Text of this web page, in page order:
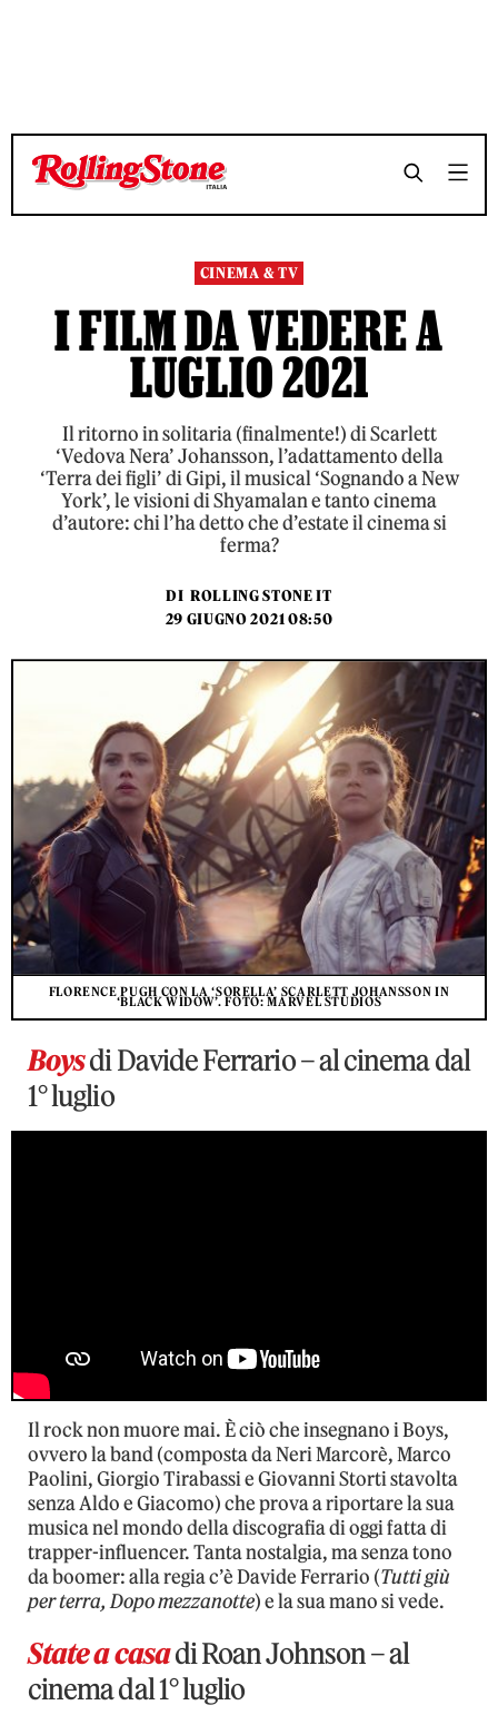
TEMPO DI LETTURA 12 MINUTI SHARE
TEMPO DI LETTURA 12 MINUTI SHARE
CINEMA & TV
I FILM DA VEDERE A
LUGLIO 2021
Il ritorno in solitaria (finalmente!) di Scarlett
‘Vedova Nera’ Johansson, l’adattamento della
‘Terra dei figli’ di Gipi, il musical ‘Sognando a New
York’, le visioni di Shyamalan e tanto cinema
d’autore: chi l’ha detto che d’estate il cinema si
ferma?
DI ROLLING STONE IT
29 GIUGNO 2021 08:50
FLORENCE PUGH CON LA ‘SORELLA’ SCARLETT JOHANSSON IN
‘BLACK WIDOW’. FOTO: MARVEL STUDIOS
Boysdi Davide Ferrario – al cinema dal
1° luglio
Il rock non muore mai. È ciò che insegnano i Boys,
ovvero la band (composta da Neri Marcorè, Marco
Paolini, Giorgio Tirabassi e Giovanni Storti stavolta
senza Aldo e Giacomo) che prova a riportare la sua
musica nel mondo della discografia di oggi fatta di
trapper-influencer. Tanta nostalgia, ma senza tono
da boomer: alla regia c’è Davide Ferrario (Tutti giù
per terra, Dopo mezzanotte) e la sua mano si vede.
State a casadi Roan Johnson – al
cinema dal 1° luglio